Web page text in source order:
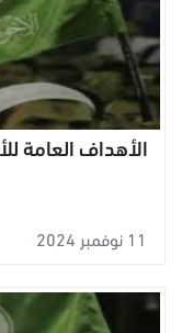
الأهداف العامة
11 نوفمبر 2024